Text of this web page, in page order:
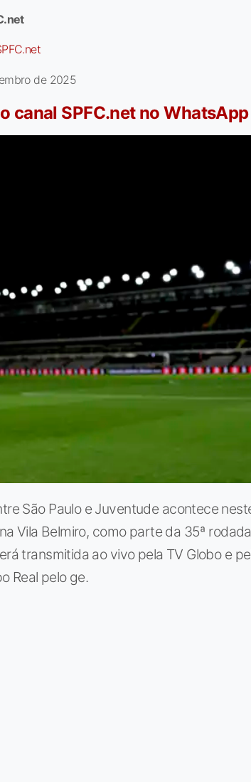
de 2025
canal SPFC.net no WhatsApp
São Paulo e Juventude acontece
Vila Belmiro, como parte da 35ª
transmitida ao vivo pela TV Globo e
Real pelo ge.